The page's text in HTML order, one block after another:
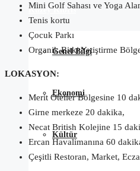
Kuzey Kıbrıs
Genel Bilgi
Ekonomi
Kültür
Mini Golf Sahası ve Yoga
Tenis kortu
Çocuk Parkı
Organik Bitki Yetiştirme
LOKASYON:
Merit Oteller Bölgesine 10
Girne merkeze 20 dakika,
Necat British Kolejine 15
Ercan Havalimanına 60
Çeşitli Restoran, Market,